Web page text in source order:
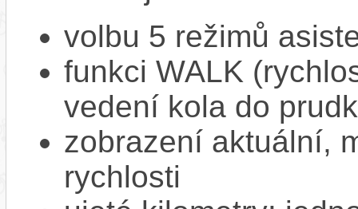
volbu 5 režimů
funkci WALK
vedení kola do
zobrazení aktuální,
rychlosti